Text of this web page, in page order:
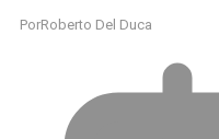
PorRoberto Del Duca